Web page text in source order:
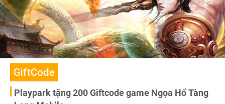
GiftCode
Playpark tặng 200 Giftcode game Ngọa Hổ Tàng